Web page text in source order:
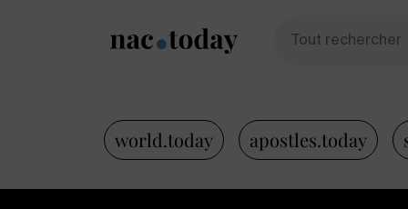
world.today apostles.today